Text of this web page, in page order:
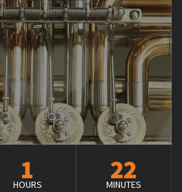
1
HOURS 22
MINUTES